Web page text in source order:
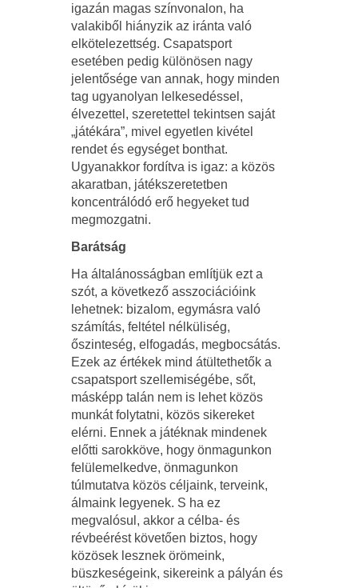
igazán magas színvonalon, ha
valakiből hiányzik az iránta való
elkötelezettség. Csapatsport
esetében pedig különösen nagy
jelentősége van annak, hogy minden
tag ugyanolyan lelkesedéssel,
élvezettel, szeretettel tekintsen saját
„játékára”, mivel egyetlen kivétel
rendet és egységet bonthat.
Ugyanakkor fordítva is igaz: a közös
akaratban, játékszeretetben
koncentrálódó erő hegyeket tud
megmozgatni.
Barátság
Ha általánosságban említjük ezt a
szót, a következő asszociációink
lehetnek: bizalom, egymásra való
számítás, feltétel nélküliség,
őszinteség, elfogadás, megbocsátás.
Ezek az értékek mind átültethetők a
csapatsport szellemiségébe, sőt,
másképp talán nem is lehet közös
munkát folytatni, közös sikereket
elérni. Ennek a játéknak mindenek
előtti sarokköve, hogy önmagunkon
felülemelkedve, önmagunkon
túlmutatva közös céljaink, terveink,
álmaink legyenek. S ha ez
megvalósul, akkor a célba- és
révbeérést követően biztos, hogy
közösek lesznek örömeink,
büszkeségeink, sikereink a pályán és